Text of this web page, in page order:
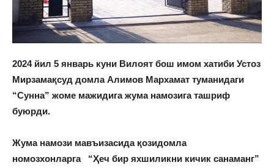
2024 йил 5 январь куни Вилоят бош имом хатиби Устоз
Мирзамақсуд домла Алимов Мархамат туманидаги
“Сунна” жоме мажидига жума намозига ташриф
буюрди.
Жума намози мавъизасида қозидомла
номозхонларга “Ҳеч бир яхшиликни кичик санаманг”